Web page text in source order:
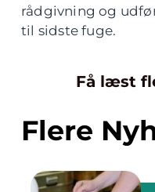
rådgivning og
til sidste fuge.
Få læst
Flere